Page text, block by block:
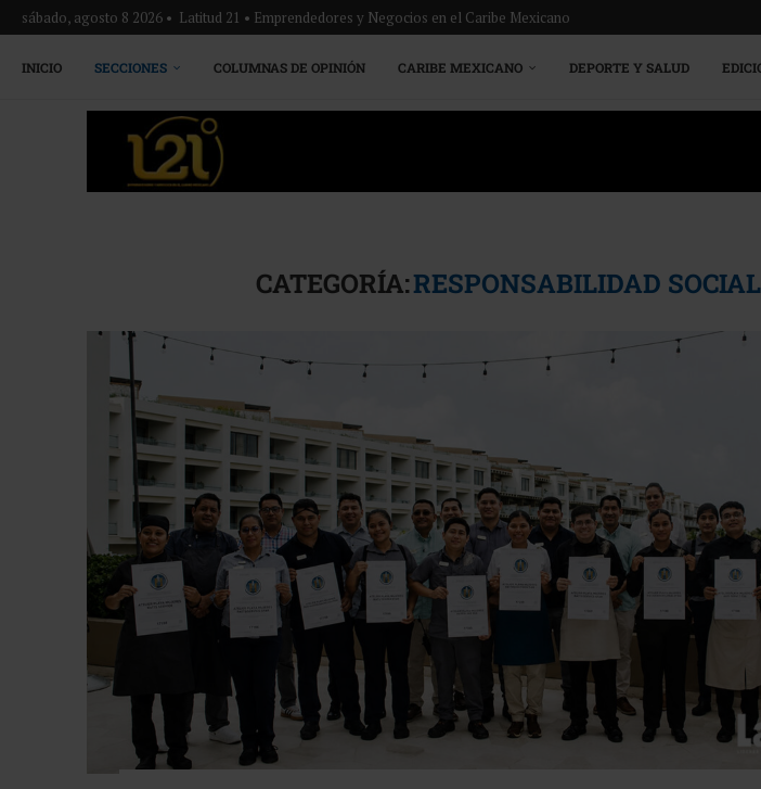
sábado, agosto 8 2026 • Latitud 21 • Emprendedores y Negocios en el Caribe Mexicano
INICIO SECCIONES COLUMNAS DE OPINIÓN CARIBE MEXICANO DEPORTE Y SALUD
CATEGORÍA:RESPONSABILIDAD SOCIAL